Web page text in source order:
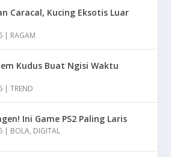
Caracal, Kucing Eksotis Luar
| RAGAM
Kudus Buat Ngisi Waktu
|TREND
Ini Game PS2 Paling Laris
| BOLA, DIGITAL